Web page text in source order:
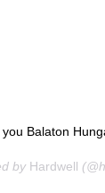
Balaton
by Hardwell